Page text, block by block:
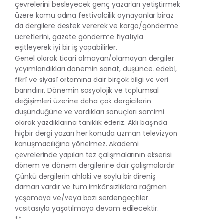
çevrelerini besleyecek genç yazarları yetiştirmek
üzere kamu adına festivalcilik oynayanlar biraz
da dergilere destek vererek ve kargo/gönderme
ücretlerini, gazete gönderme fiyatıyla
eşitleyerek iyi bir iş yapabilirler.
Genel olarak ticari olmayan/olamayan dergiler
yayımlandıkları dönemin sanat, düşünce, edebî,
fikrî ve siyasî ortamına dair birçok bilgi ve veri
barındırır. Dönemin sosyolojik ve toplumsal
değişimleri üzerine daha çok dergicilerin
düşündüğüne ve vardıkları sonuçları samimi
olarak yazdıklarına tanıklık ederiz. Aklı başında
hiçbir dergi yazarı her konuda uzman televizyon
konuşmacılığına yönelmez. Akademi
çevrelerinde yapılan tez çalışmalarının ekserisi
dönem ve dönem dergilerine dair çalışmalardır.
Çünkü dergilerin ahlaki ve soylu bir direniş
damarı vardır ve tüm imkânsızlıklara rağmen
yaşamaya ve/veya bazı serdengeçtiler
vasıtasıyla yaşatılmaya devam edilecektir.
**